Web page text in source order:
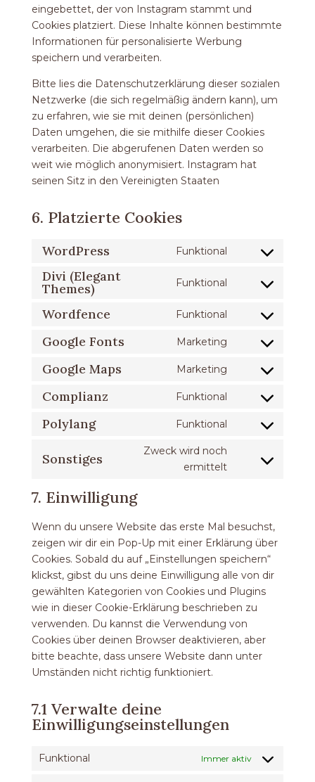
eingebettet, der von Instagram stammt und
Cookies platziert. Diese Inhalte können bestimmte
Informationen für personalisierte Werbung
speichern und verarbeiten.
Bitte lies die Datenschutzerklärung dieser sozialen
Netzwerke (die sich regelmäßig ändern kann), um
zu erfahren, wie sie mit deinen (persönlichen)
Daten umgehen, die sie mithilfe dieser Cookies
verarbeiten. Die abgerufenen Daten werden so
weit wie möglich anonymisiert. Instagram hat
seinen Sitz in den Vereinigten Staaten
6. Platzierte Cookies
WordPress Funktional
Consent
service
Divi (Elegant
Themes) Funktional
Consent
service
themes)
Wordfence Funktional
Consent
wordfence
Google Fonts Marketing
Consent
google-
Google Maps Marketing
Consent
google-
Complianz Funktional
Consent
Polylang Funktional
Consent
service
Sonstiges
Zweck wird noch
ermittelt
Consent
7. Einwilligung
Wenn du unsere Website das erste Mal besuchst,
zeigen wir dir ein Pop-Up mit einer Erklärung über
Cookies. Sobald du auf „Einstellungen speichern“
klickst, gibst du uns deine Einwilligung alle von dir
gewählten Kategorien von Cookies und Plugins
wie in dieser Cookie-Erklärung beschrieben zu
verwenden. Du kannst die Verwendung von
Cookies über deinen Browser deaktivieren, aber
bitte beachte, dass unsere Website dann unter
Umständen nicht richtig funktioniert.
7.1 Verwalte deine
Einwilligungseinstellungen
Funktional Immer aktiv